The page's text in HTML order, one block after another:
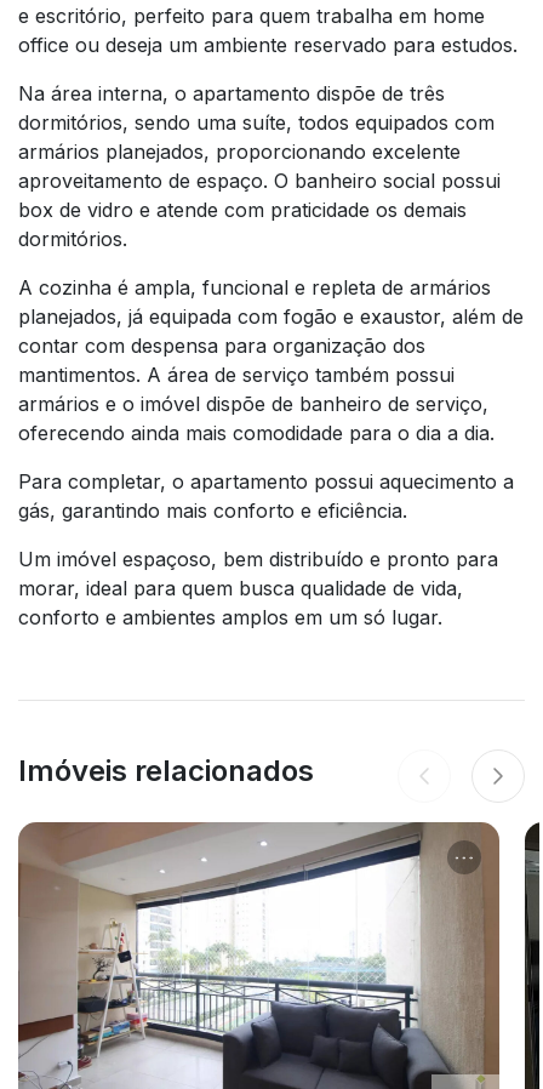
e escritório, perfeito para quem trabalha em home
office ou deseja um ambiente reservado para estudos.
Na área interna, o apartamento dispõe de três
dormitórios, sendo uma suíte, todos equipados com
armários planejados, proporcionando excelente
aproveitamento de espaço. O banheiro social possui
box de vidro e atende com praticidade os demais
dormitórios.
A cozinha é ampla, funcional e repleta de armários
planejados, já equipada com fogão e exaustor, além de
contar com despensa para organização dos
mantimentos. A área de serviço também possui
armários e o imóvel dispõe de banheiro de serviço,
oferecendo ainda mais comodidade para o dia a dia.
Para completar, o apartamento possui aquecimento a
gás, garantindo mais conforto e eficiência.
Um imóvel espaçoso, bem distribuído e pronto para
morar, ideal para quem busca qualidade de vida,
conforto e ambientes amplos em um só lugar.
Imóveis relacionados